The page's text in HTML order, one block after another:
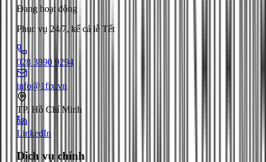
Đang hoạt động
Phục vụ 24/7, kể cả lễ Tết
028 3890 9294
info@1fix.vn
TP. Hồ Chí Minh
LinkedIn
Dịch vụ chính